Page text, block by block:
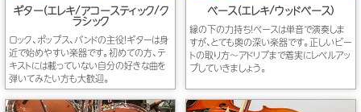
ギター（エレキ/アコースティック/ク
ラシック
ロック、ポップス、バンドの主役！ギターは身
近で始めやすい楽器です。初めての方、テ
キストには載っていない自分の好きな曲を
弾いてみたい方も大歓迎。
ベース（エレキ/ウッドベース)
縁の下の力持ち！ベースは単音で演奏しま
すが、とても奥の深い楽器です。正しいビー
トの取り方～アドリブまで着実にレベルアッ
プしていきましょう。